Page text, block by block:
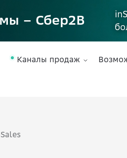
– Сбер2B
Каналы продаж